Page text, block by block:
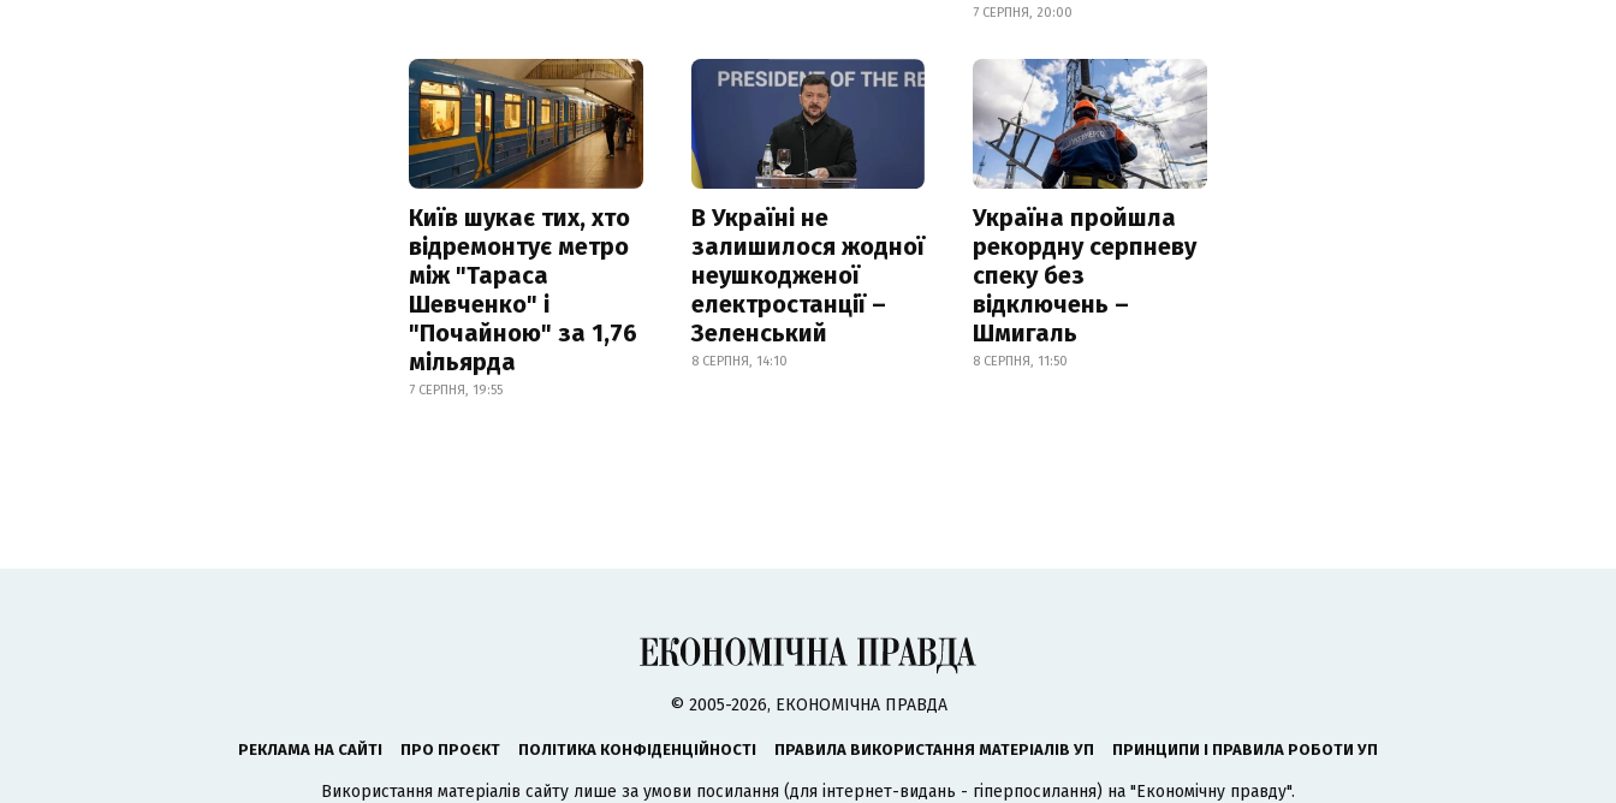
7 СЕРПНЯ, 20:00
Київ шукає тих, хто
відремонтує метро
між "Тараса
Шевченко" і
"Почайною" за 1,76
мільярда
7 СЕРПНЯ, 19:55
В Україні не
залишилося жодної
неушкодженої
електростанції –
Зеленський
8 СЕРПНЯ, 14:10
Україна пройшла
рекордну серпневу
спеку без
відключень –
Шмигаль
8 СЕРПНЯ, 11:50
© 2005-2026, ЕКОНОМІЧНА ПРАВДА
РЕКЛАМА НА САЙТІ ПРО ПРОЄКТ ПОЛІТИКА КОНФІДЕНЦІЙНОСТІ ПРАВИЛА ВИКОРИСТАННЯ МАТЕРІАЛІВ УП ПРИНЦИПИ І ПРАВИЛА РОБОТИ УП
Використання матеріалів сайту лише за умови посилання (для інтернет-видань - гіперпосилання) на "Економічну правду".